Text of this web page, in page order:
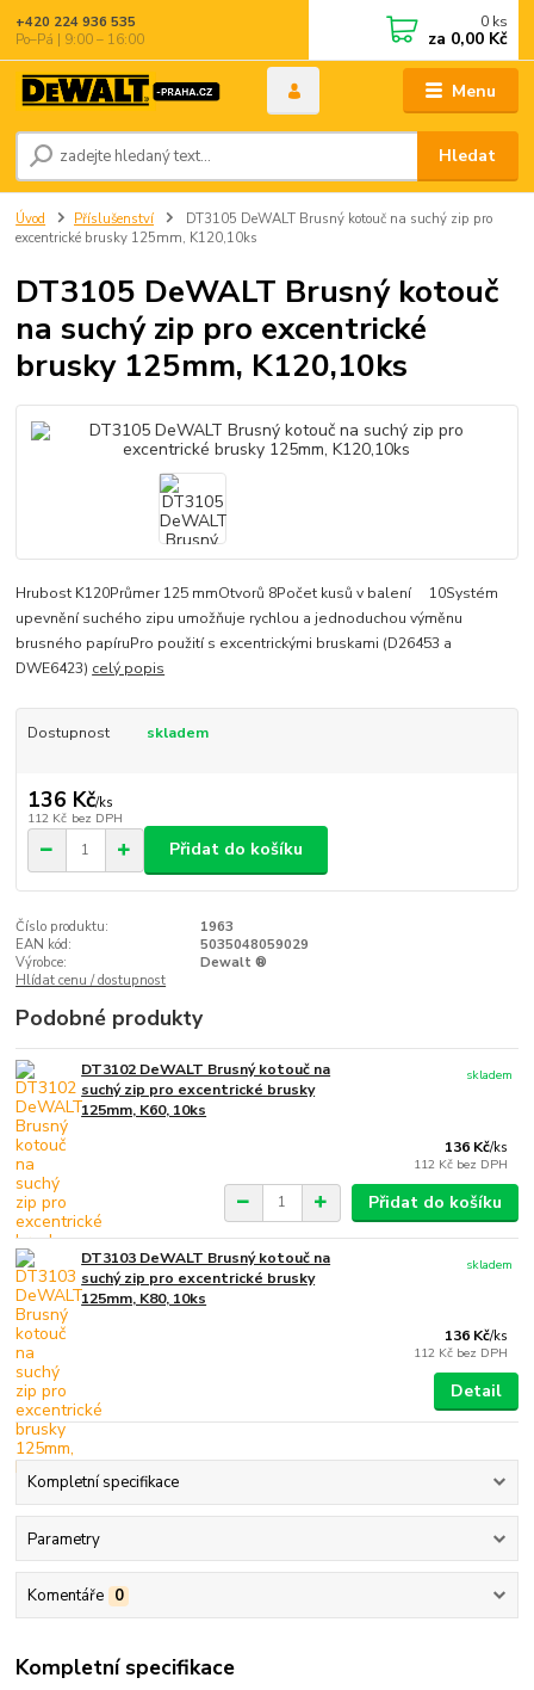
Menu
Hledat
+420 224 936 535
Po–Pá | 9:00 – 16:00
0 ks
za 0,00 Kč
Úvod Příslušenství
DT3105 DeWALT Brusný kotouč na suchý zip pro
excentrické brusky 125mm, K120,10ks
DT3105 DeWALT Brusný kotouč
na suchý zip pro excentrické
brusky 125mm, K120,10ks
Hrubost K120Průmer 125 mmOtvorů 8Počet kusů v balení 10Systém
upevnění suchého zipu umožňuje rychlou a jednoduchou výměnu
brusného papíruPro použití s excentrickými bruskami (D26453 a
DWE6423) celý popis
Dostupnost skladem
136 Kč/ks
112 Kč bez DPH
Přidat do košíku
Číslo produktu:
1963
EAN kód:
5035048059029
Výrobce:
Dewalt ®
Hlídat cenu / dostupnost
Podobné produkty
DT3102 DeWALT Brusný kotouč na
suchý zip pro excentrické brusky
125mm, K60, 10ks
136 Kč/ks
112 Kč bez DPH
skladem
Přidat do košíku
DT3103 DeWALT Brusný kotouč na
suchý zip pro excentrické brusky
125mm, K80, 10ks
136 Kč/ks
112 Kč bez DPH
skladem
Detail
Kompletní specifikace
Parametry
Komentáře 0
Kompletní specifikace